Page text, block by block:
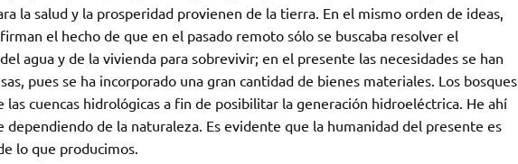
la salud y la prosperidad provienen de la tierra. En el mismo orden de ideas,
el hecho de que en el pasado remoto sólo se buscaba resolver el
agua y de la vivienda para sobrevivir; en el presente las necesidades se han
pues se ha incorporado una gran cantidad de bienes materiales. Los bosques
cuencas hidrológicas a fin de posibilitar la generación hidroeléctrica. He ahí
dependiendo de la naturaleza. Es evidente que la humanidad del presente es
lo que producimos.